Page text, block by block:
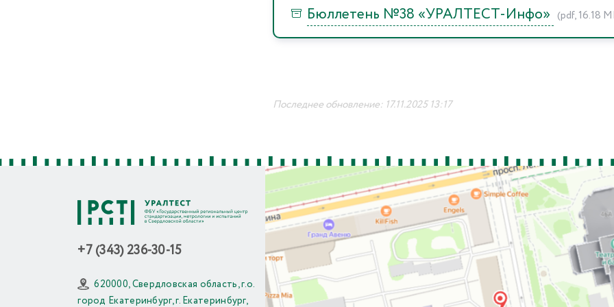
Бюллетень №38 «УРАЛТЕСТ-Инфо» (pdf, 16.18
Последнее обновление: 17.11.2025 13:17
+7 (343) 236-30-15
620000, Свердловская область, г.о.
город Екатеринбург, г. Екатеринбург,